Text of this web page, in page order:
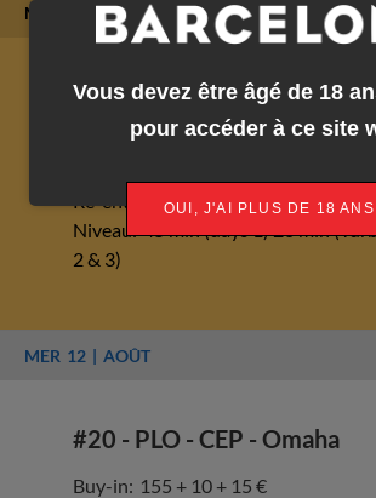
MER AOÛT
#16 - NL - CEP - Main Event
Buy-in: 421 + 29 + 50 €
Re-entry:
Illimité
Niveau: 45 min (days 1) 20 min
2 & 3)
MER 12 AOÛT
#20 - PLO - CEP - Omaha
Buy-in: 155 + 10 + 15 €
Vous devez être âgé de 18
pour accéder à ce site
OUI, J'AI PLUS DE 18 ANS.